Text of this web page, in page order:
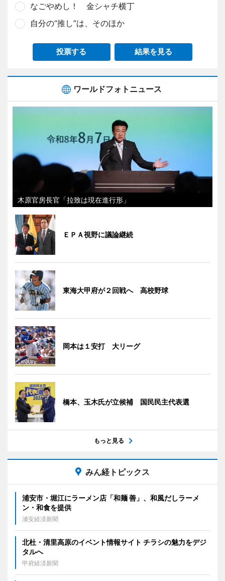
なごやめし！ 金シャチ横丁
自分の“推し”は、そのほか
投票する 結果を見る
ワールドフォトニュース
木原官房長官「拉致は現在進行形」
ＥＰＡ視野に議論継続
東海大甲府が２回戦へ 高校野球
岡本は１安打 大リーグ
橋本、玉木氏が立候補 国民民主代表選
もっと見る
みん経トピックス
浦安市・堀江にラーメン店「和麺 善」、和風だしラーメ
ン・和食を提供
浦安経済新聞
北杜・清里高原のイベント情報サイト チラシの魅力をデジ
タルへ
甲府経済新聞